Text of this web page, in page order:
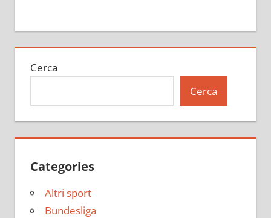
Cerca
Cerca
Categories
Altri sport
Bundesliga